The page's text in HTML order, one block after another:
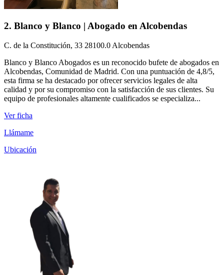
2. Blanco y Blanco | Abogado en Alcobendas
C. de la Constitución, 33 28100.0 Alcobendas
Blanco y Blanco Abogados es un reconocido bufete de abogados en
Alcobendas, Comunidad de Madrid. Con una puntuación de 4,8/5,
esta firma se ha destacado por ofrecer servicios legales de alta
calidad y por su compromiso con la satisfacción de sus clientes. Su
equipo de profesionales altamente cualificados se especializa...
Ver ficha
Llámame
Ubicación